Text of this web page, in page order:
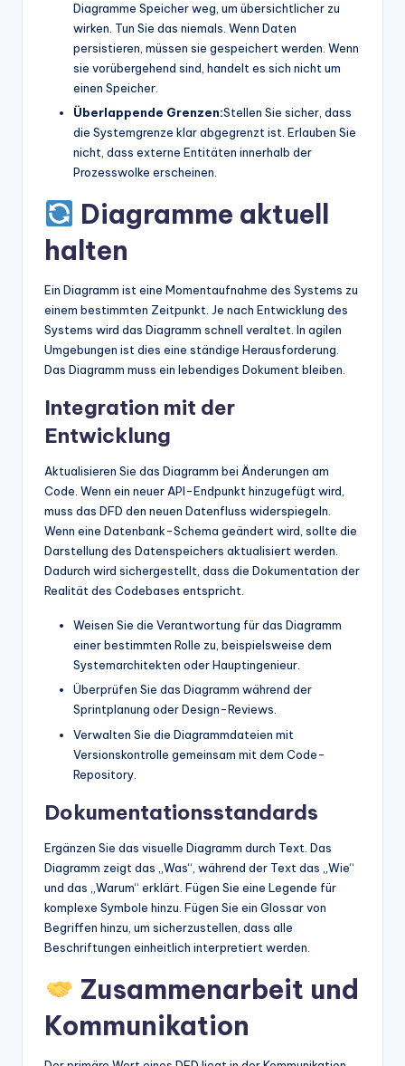
Diagramme Speicher weg, um übersichtlicher zu
wirken. Tun Sie das niemals. Wenn Daten
persistieren, müssen sie gespeichert werden. Wenn
sie vorübergehend sind, handelt es sich nicht um
einen Speicher.
Überlappende Grenzen:Stellen Sie sicher, dass
die Systemgrenze klar abgegrenzt ist. Erlauben Sie
nicht, dass externe Entitäten innerhalb der
Prozesswolke erscheinen.
Diagramme aktuell
halten
Ein Diagramm ist eine Momentaufnahme des Systems zu
einem bestimmten Zeitpunkt. Je nach Entwicklung des
Systems wird das Diagramm schnell veraltet. In agilen
Umgebungen ist dies eine ständige Herausforderung.
Das Diagramm muss ein lebendiges Dokument bleiben.
Integration mit der
Entwicklung
Aktualisieren Sie das Diagramm bei Änderungen am
Code. Wenn ein neuer API-Endpunkt hinzugefügt wird,
muss das DFD den neuen Datenfluss widerspiegeln.
Wenn eine Datenbank-Schema geändert wird, sollte die
Darstellung des Datenspeichers aktualisiert werden.
Dadurch wird sichergestellt, dass die Dokumentation der
Realität des Codebases entspricht.
Weisen Sie die Verantwortung für das Diagramm
einer bestimmten Rolle zu, beispielsweise dem
Systemarchitekten oder Hauptingenieur.
Überprüfen Sie das Diagramm während der
Sprintplanung oder Design-Reviews.
Verwalten Sie die Diagrammdateien mit
Versionskontrolle gemeinsam mit dem Code-
Repository.
Dokumentationsstandards
Ergänzen Sie das visuelle Diagramm durch Text. Das
Diagramm zeigt das „Was“, während der Text das „Wie“
und das „Warum“ erklärt. Fügen Sie eine Legende für
komplexe Symbole hinzu. Fügen Sie ein Glossar von
Begriffen hinzu, um sicherzustellen, dass alle
Beschriftungen einheitlich interpretiert werden.
Zusammenarbeit und
Kommunikation